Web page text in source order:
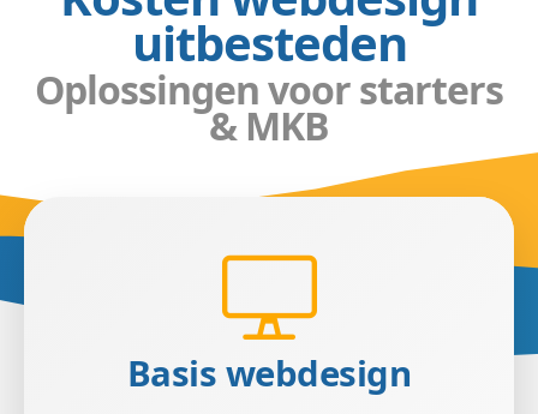
uitbesteden
Oplossingen voor starters
& MKB
Basis webdesign